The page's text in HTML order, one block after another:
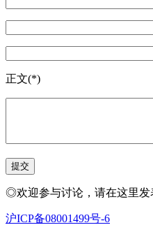
正文(*)
◎欢迎参与讨论，请在这里发
沪ICP备08001499号-6